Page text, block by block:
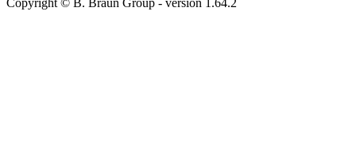
Copyright © B. Braun Group - version 1.64.2